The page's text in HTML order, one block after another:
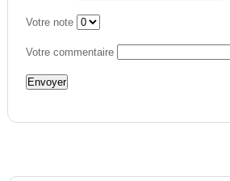
Votre note
Votre commentaire